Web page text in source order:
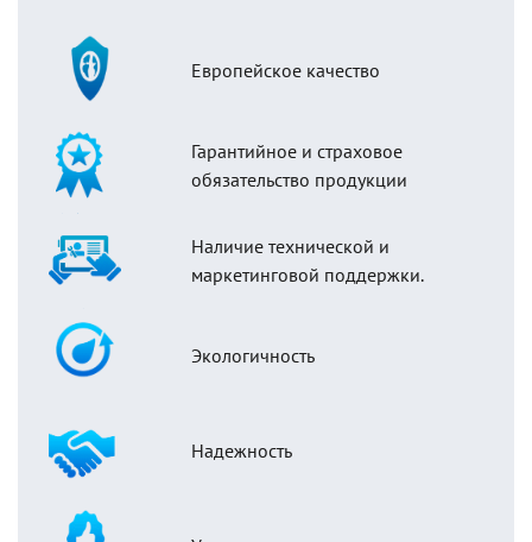
Европейское качество
Гарантийное и страховое
обязательство продукции
Наличие технической и
маркетинговой поддержки.
Экологичность
Надежность